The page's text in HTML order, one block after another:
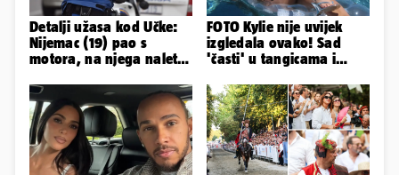
Detalji užasa kod Učke:
Nijemac (19) pao s
motora, na njega naletio
FOTO Kylie nije uvijek
izgledala ovako! Sad
'časti' u tangicama i
nož'...